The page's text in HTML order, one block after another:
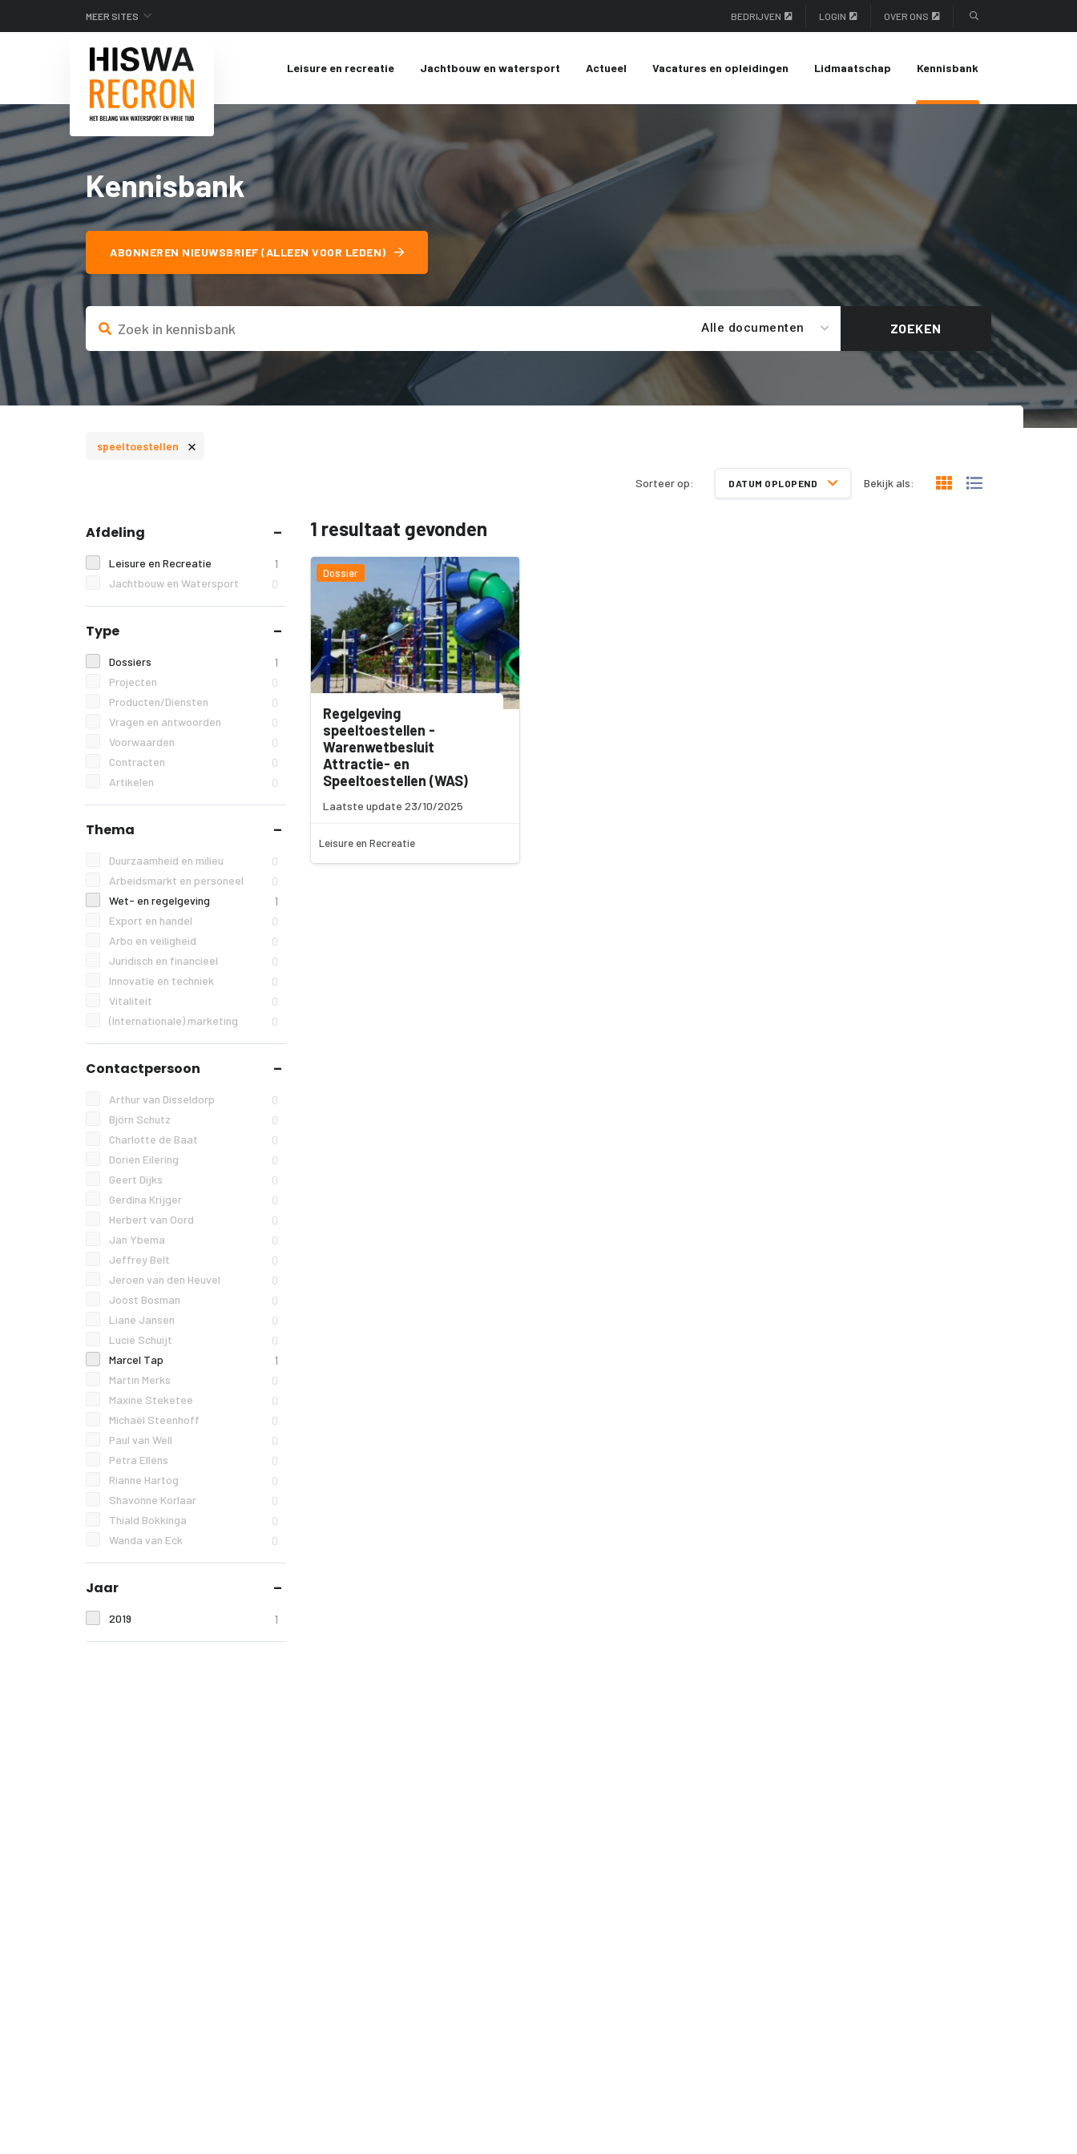
MEER SITES BEDRIJVEN LOGIN OVER ONS
Leisure en recreatie Jachtbouw en watersport Actueel Vacatures en opleidingen Lidmaatschap Kennisbank
Kennisbank
ABONNEREN NIEUWSBRIEF (ALLEEN VOOR LEDEN)
Alle documenten ZOEKEN
speeltoestellen ×
Sorteer op: DATUM OPLOPEND Bekijk als:
Afdeling
Leisure en Recreatie 1
Jachtbouw en Watersport 0
Type
Dossiers 1
Projecten 0
Producten/Diensten 0
Vragen en antwoorden 0
Voorwaarden 0
Contracten 0
Artikelen 0
Thema
Duurzaamheid en milieu 0
Arbeidsmarkt en personeel 0
Wet- en regelgeving 1
Export en handel 0
Arbo en veiligheid 0
Juridisch en financieel 0
Innovatie en techniek 0
Vitaliteit 0
(Internationale) marketing 0
Contactpersoon
Arthur van Disseldorp 0
Björn Schutz 0
Charlotte de Baat 0
Dorien Eilering 0
Geert Dijks 0
Gerdina Krijger 0
Herbert van Oord 0
Jan Ybema 0
Jeffrey Belt 0
Jeroen van den Heuvel 0
Joost Bosman 0
Liane Jansen 0
Lucie Schuijt 0
Marcel Tap 1
Martin Merks 0
Maxine Steketee 0
Michaël Steenhoff 0
Paul van Well 0
Petra Ellens 0
Rianne Hartog 0
Shavonne Korlaar 0
Thiald Bokkinga 0
Wanda van Eck 0
Jaar
2019 1
1 resultaat gevonden
Dossier
Regelgeving
speeltoestellen -
Warenwetbesluit
Attractie- en
Speeltoestellen (WAS)
Laatste update 23/10/2025
Leisure en Recreatie